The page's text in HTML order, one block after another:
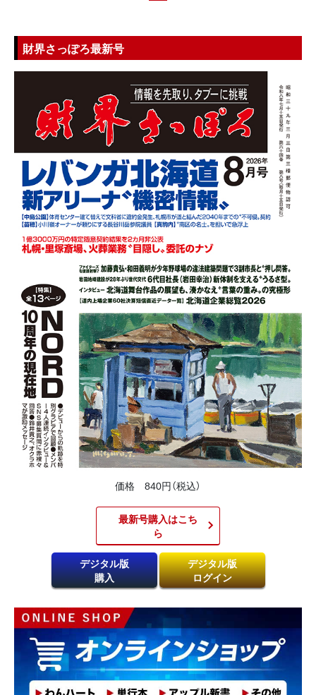
財界さっぽろ最新号
価格 840円（税込）
最新号購入はこち
ら​
デジタル版
購入
デジタル版
ログイン